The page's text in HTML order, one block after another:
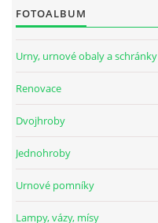
FOTOALBUM
Urny, urnové obaly a schránky
Renovace
Dvojhroby
Jednohroby
Urnové pomníky
Lampy, vázy, mísy